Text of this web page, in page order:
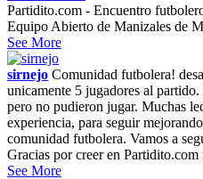
Partidito.com - Encuentro
Equipo Abierto de Manizales de
See More
sirnejo Comunidad futbolera!
unicamente 5 jugadores al
pero no pudieron jugar. Muchas
experiencia, para seguir
comunidad futbolera. Vamos a
Gracias por creer en Partidito.com
See More